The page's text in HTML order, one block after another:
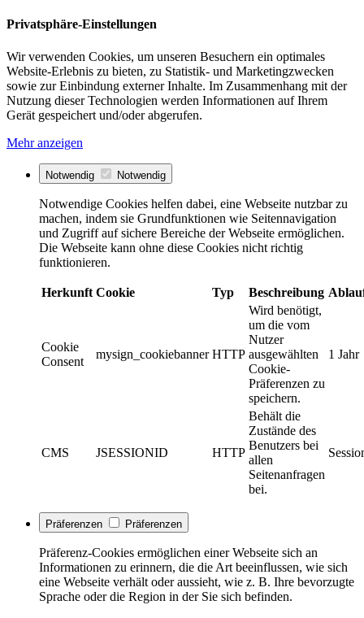
Privatsphäre-Einstellungen
Wir verwenden Cookies, um unseren Besuchern ein optimales
Website-Erlebnis zu bieten, zu Statistik- und Marketingzwecken
sowie zur Einbindung externer Inhalte. Im Zusammenhang mit der
Nutzung dieser Technologien werden Informationen auf Ihrem
Gerät gespeichert und/oder abgerufen.
Mehr anzeigen
Notwendig Notwendig
Notwendige Cookies helfen dabei, eine Webseite nutzbar zu
machen, indem sie Grundfunktionen wie Seitennavigation
und Zugriff auf sichere Bereiche der Webseite ermöglichen.
Die Webseite kann ohne diese Cookies nicht richtig
funktionieren.
Herkunft Cookie Typ Beschreibung
Cookie
Consent
mysign_cookiebanner HTTP
Wird benötigt,
um die vom
Nutzer
ausgewählten
Cookie-
Präferenzen zu
speichern.
1 Jahr
CMS JSESSIONID HTTP
Behält die
Zustände des
Benutzers bei
allen
Seitenanfragen
bei.
Präferenzen Präferenzen
Präferenz-Cookies ermöglichen einer Webseite sich an
Informationen zu erinnern, die die Art beeinflussen, wie sich
eine Webseite verhält oder aussieht, wie z. B. Ihre bevorzugte
Sprache oder die Region in der Sie sich befinden.